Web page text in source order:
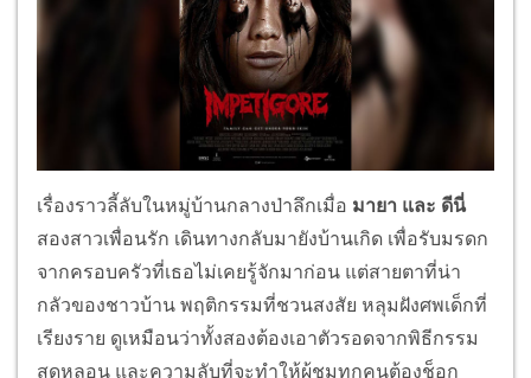
เรื่องราวลี้ลับในหมู่บ้านกลางป่าลึกเมื่อ มายา และ ดีนี่
สองสาวเพื่อนรัก เดินทางกลับมายังบ้านเกิด เพื่อรับมรดก
จากครอบครัวที่เธอไม่เคยรู้จักมาก่อน แต่สายตาที่น่า
กลัวของชาวบ้าน พฤติกรรมที่ชวนสงสัย หลุมฝังศพเด็กที่
เรียงราย ดูเหมือนว่าทั้งสองต้องเอาตัวรอดจากพิธีกรรม
สุดหลอน และความลับที่จะทำให้ผู้ชมทุกคนต้องช็อก